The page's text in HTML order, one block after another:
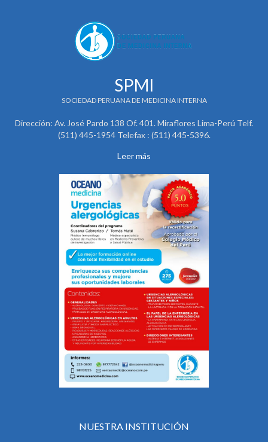
SPMI
SOCIEDAD PERUANA DE MEDICINA INTERNA
Dirección: Av. José Pardo 138 Of. 401. Miraflores Lima-Perú Telf.
(511) 445-1954 Telefax : (511) 445-5396.
Leer más
NUESTRA INSTITUCIÓN